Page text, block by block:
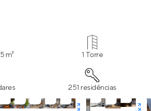
Birger Arquitetura, Fernanda
Associados e Alex Hanazaki
m² 1 Torre
251 residências